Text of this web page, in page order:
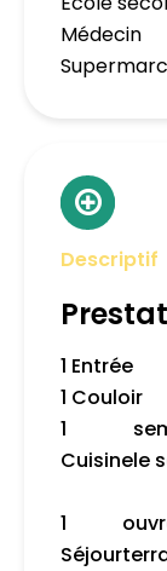
Médecin
Descriptif
1 Entrée
1 Couloir
1
Cuisinele
1
Séjour